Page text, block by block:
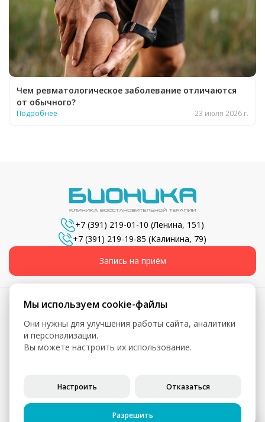
Чем ревматологическое заболевание отличаются
от обычного?
Подробнее 23 июля 2026 г.
+7 (391) 219-01-10 (Ленина, 151)
+7 (391) 219-19-85 (Калинина, 79)
Запись на приём
© 2026, Бионика - Сеть медицинских центров
Вся информация, включая цены, представлена для
Политика конфиденциальности
Согласие на обработку персональных данных
Мы используем cookie-файлы
Они нужны для улучшения работы сайта, аналитики
и персонализации.
Вы можете настроить их использование.
Настроить Отказаться
Разрешить